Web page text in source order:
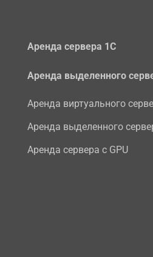
Аренда сервера 1С
Аренда выделенного
Аренда виртуального
Аренда выделенного
Аренда сервера с GPU